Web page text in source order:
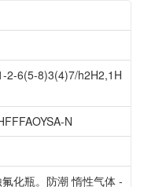
2-6(5-8)3(4)7/h2H2,1H
N
氟化瓶。防潮 惰性气体 -